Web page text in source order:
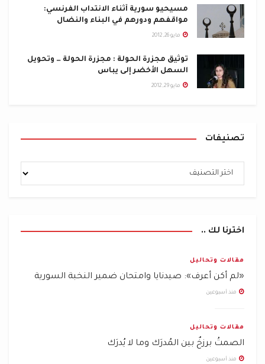
مسيحيو سورية أثناء الانتداب الفرنسي:
مواقفهم ودورهم في البناء والنضال
مايو 26, 2012
توثيق مجزرة الحولة : مجزرة الحولة … وتحويل
السهل الأخضر إلى يباس
مايو 29, 2012
تصنيفات
اخترنا لك ..
مقالات وتحاليل
«لم أكن أعرف»: صيدنايا وامتحان ضمير النخبة السورية
منذ أسبوعين
مقالات وتحاليل
الصمتُ برزخٌ بين المُدرَك وما لا يُدرَك
منذ أسبوعين